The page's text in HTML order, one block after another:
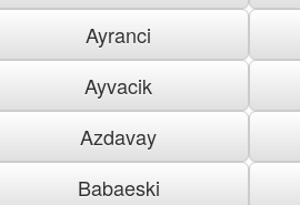
Ayranci
Ayvacik
Azdavay
Babaeski